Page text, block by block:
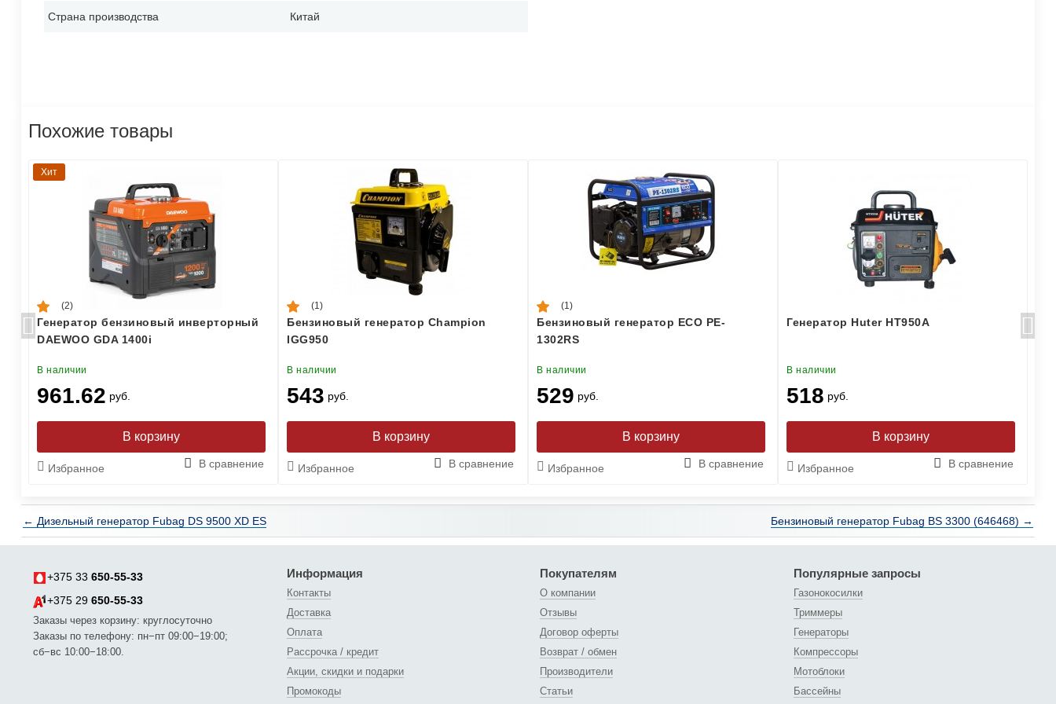
Страна производства Китай
Похожие товары
Хит
Генератор бензиновый инверторный
DAEWOO GDA 1400i
(2)
В наличии
961.62 руб.
Избранное В сравнение
Бензиновый генератор Champion
IGG950
(1)
В наличии
543 руб.
Избранное В сравнение
Бензиновый генератор ECO PE-
1302RS
(1)
В наличии
529 руб.
Избранное В сравнение
Генератор Huter HT950A
В наличии
518 руб.
Избранное В сравнение
← Дизельный генератор Fubag DS 9500 XD ES Бензиновый генератор Fubag BS 3300 (646468) →
+375 33 650-55-33
+375 29 650-55-33
Заказы через корзину: круглосуточно
Заказы по телефону: пн−пт 09:00−19:00;
сб−вс 10:00−18:00.
Информация
Контакты
Доставка
Оплата
Рассрочка / кредит
Акции, скидки и подарки
Промокоды
Покупателям
О компании
Отзывы
Договор оферты
Возврат / обмен
Производители
Статьи
Популярные запросы
Газонокосилки
Триммеры
Генераторы
Компрессоры
Мотоблоки
Бассейны